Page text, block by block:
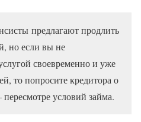
предлагают продлить
но если вы не
своевременно и уже
то попросите кредитора о
пересмотре условий займа.